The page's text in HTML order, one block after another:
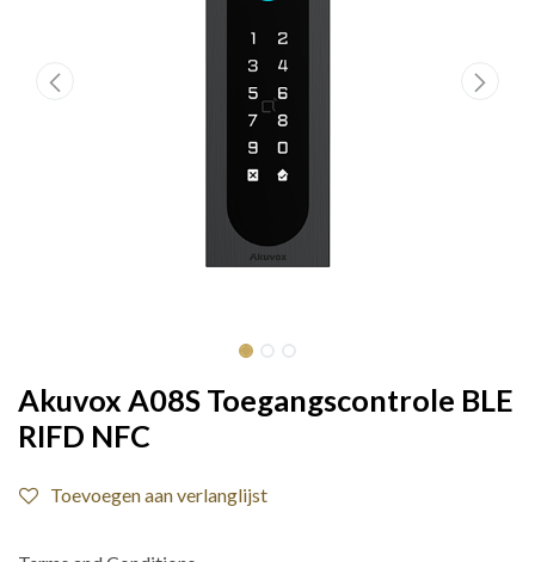
Akuvox A08S Toegangscontrole BLE
RIFD NFC
Toevoegen aan verlanglijst